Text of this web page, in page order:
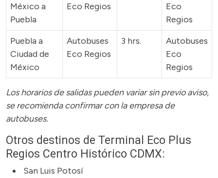
México a
Puebla
Eco Regios
Eco
Regios
Puebla a
Ciudad de
México
Autobuses
Eco Regios
3 hrs.
Autobuses
Eco
Regios
Los horarios de salidas pueden variar sin previo aviso,
se recomienda confirmar con la empresa de
autobuses.
Otros destinos de Terminal Eco Plus
Regios Centro Histórico CDMX:
San Luis Potosí